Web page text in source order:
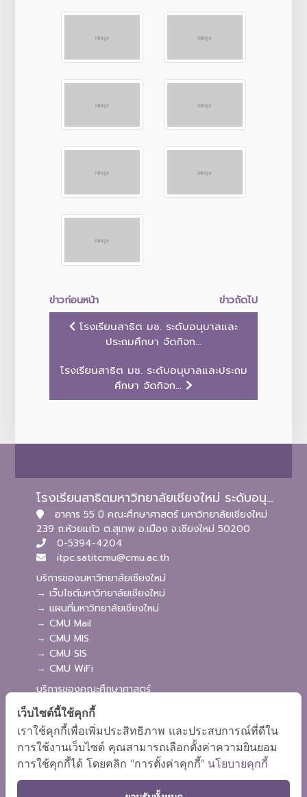
ข่าวก่อนหน้า
ข่าวถัดไป
โรงเรียนสาธิต มช. ระดับอนุบาลและ
ประถมศึกษา จัดกิจก...
โรงเรียนสาธิต มช. ระดับอนุบาลและประถม
ศึกษา จัดกิจก...
โรงเรียนสาธิตมหาวิทยาลัยเชียงใหม่ ระดับอนุบาลและประถมศึกษา
อาคาร 55 ปี คณะศึกษาศาสตร์ มหาวิทยาลัยเชียงใหม่
239 ถ.ห้วยแก้ว ต.สุเทพ อ.เมือง จ.เชียงใหม่ 50200
0-5394-4204
itpc.satitcmu@cmu.ac.th
บริการของมหาวิทยาลัยเชียงใหม่
→ เว็บไซต์มหาวิทยาลัยเชียงใหม่
→ แผนที่มหาวิทยาลัยเชียงใหม่
→ CMU Mail
→ CMU MIS
→ CMU SIS
→ CMU WiFi
บริการของคณะศึกษาศาสตร์
→ เว็บไซต์คณะศึกษาศาสตร์
→ ระบบจัดการเว็บไซต์
→ ระบบ Admission
→ EDU MIS
→ EDU SIS
เว็บไซต์นี้ใช้คุกกี้
เราใช้คุกกี้เพื่อเพิ่มประสิทธิภาพ และประสบการณ์ที่ดีใน
การใช้งานเว็บไซต์ คุณสามารถเลือกตั้งค่าความยินยอม
การใช้คุกกี้ได้ โดยคลิก "การตั้งค่าคุกกี้" นโยบายคุกกี้